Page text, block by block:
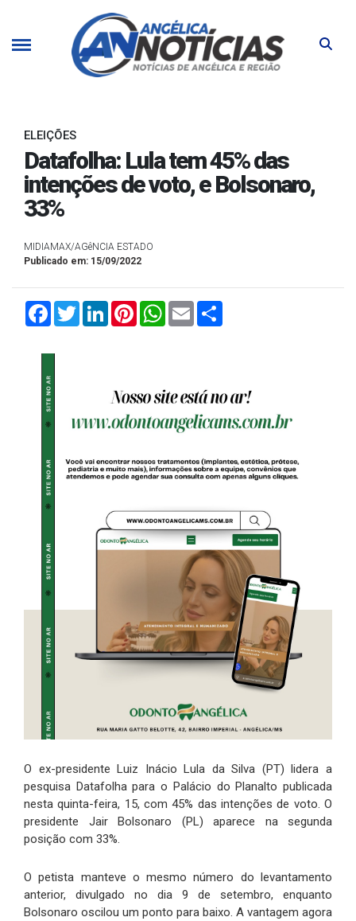
ELEIÇÕES
Datafolha: Lula tem 45% das
intenções de voto, e Bolsonaro,
33%
MIDIAMAX/AGêNCIA ESTADO
Publicado em: 15/09/2022
FacebookTwitterLinkedInPinterestWhatsApp
Email
O ex-presidente Luiz Inácio Lula da Silva (PT) lidera a
pesquisa Datafolha para o Palácio do Planalto publicada
nesta quinta-feira, 15, com 45% das intenções de voto. O
presidente Jair Bolsonaro (PL) aparece na segunda
posição com 33%.
O petista manteve o mesmo número do levantamento
anterior, divulgado no dia 9 de setembro, enquanto
Bolsonaro oscilou um ponto para baixo. A vantagem agora